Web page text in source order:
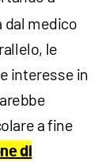
dal medico
le
interesse in
a fine
di